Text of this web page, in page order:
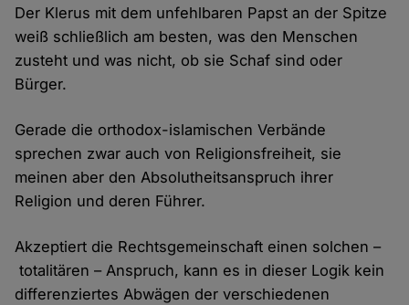
Der Klerus mit dem unfehlbaren Papst an der Spitze
weiß schließlich am besten, was den Menschen
zusteht und was nicht, ob sie Schaf sind oder
Bürger.
Gerade die orthodox-islamischen Verbände
sprechen zwar auch von Religionsfreiheit, sie
meinen aber den Absolutheitsanspruch ihrer
Religion und deren Führer.
Akzeptiert die Rechtsgemeinschaft einen solchen –
totalitären – Anspruch, kann es in dieser Logik kein
differenziertes Abwägen der verschiedenen